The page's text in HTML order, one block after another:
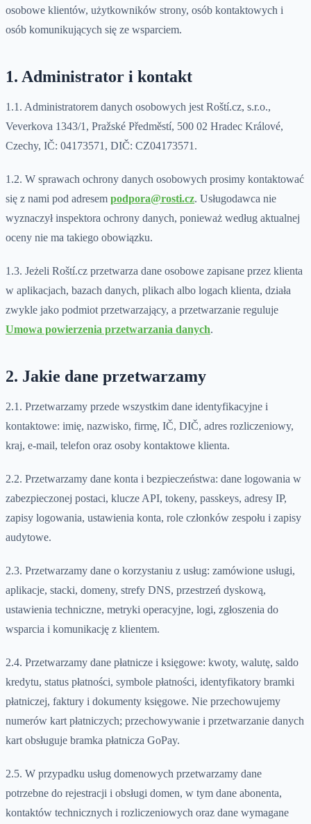
osobowe klientów, użytkowników strony, osób kontaktowych i
osób komunikujących się ze wsparciem.
1. Administrator i kontakt
1.1. Administratorem danych osobowych jest Roští.cz, s.r.o.,
Veverkova 1343/1, Pražské Předměstí, 500 02 Hradec Králové,
Czechy, IČ: 04173571, DIČ: CZ04173571.
1.2. W sprawach ochrony danych osobowych prosimy kontaktować
się z nami pod adresem podpora@rosti.cz. Usługodawca nie
wyznaczył inspektora ochrony danych, ponieważ według aktualnej
oceny nie ma takiego obowiązku.
1.3. Jeżeli Roští.cz przetwarza dane osobowe zapisane przez klienta
w aplikacjach, bazach danych, plikach albo logach klienta, działa
zwykle jako podmiot przetwarzający, a przetwarzanie reguluje
Umowa powierzenia przetwarzania danych.
2. Jakie dane przetwarzamy
2.1. Przetwarzamy przede wszystkim dane identyfikacyjne i
kontaktowe: imię, nazwisko, firmę, IČ, DIČ, adres rozliczeniowy,
kraj, e-mail, telefon oraz osoby kontaktowe klienta.
2.2. Przetwarzamy dane konta i bezpieczeństwa: dane logowania w
zabezpieczonej postaci, klucze API, tokeny, passkeys, adresy IP,
zapisy logowania, ustawienia konta, role członków zespołu i zapisy
audytowe.
2.3. Przetwarzamy dane o korzystaniu z usług: zamówione usługi,
aplikacje, stacki, domeny, strefy DNS, przestrzeń dyskową,
ustawienia techniczne, metryki operacyjne, logi, zgłoszenia do
wsparcia i komunikację z klientem.
2.4. Przetwarzamy dane płatnicze i księgowe: kwoty, walutę, saldo
kredytu, status płatności, symbole płatności, identyfikatory bramki
płatniczej, faktury i dokumenty księgowe. Nie przechowujemy
numerów kart płatniczych; przechowywanie i przetwarzanie danych
kart obsługuje bramka płatnicza GoPay.
2.5. W przypadku usług domenowych przetwarzamy dane
potrzebne do rejestracji i obsługi domen, w tym dane abonenta,
kontaktów technicznych i rozliczeniowych oraz dane wymagane